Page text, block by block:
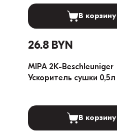
В корзину
26.8 BYN
MIPA 2K-Beschleuniger
Ускоритель сушки 0,5л
В корзину